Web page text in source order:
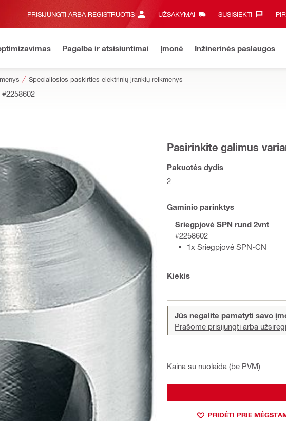
PRISIJUNGTI ARBA REGISTRUOTIS UŽSAKYMAI SUSISIEKTI‎
Pagalba ir atsisiuntimai Įmonė Inžinerinės paslaugos
Specialiosios paskirties elektrinių įrankių reikmenys
#2258602
Pasirinkite galimus
Pakuotės dydis
2
Gaminio parinktys
Sriegpjovė SPN rund 2vnt
#2258602
1x Sriegpjovė SPN-CN
Kiekis
Jūs negalite pamatyti savo
Prašome prisijungti arba
Kaina su nuolaida (be PVM)
PRIDĖTI PRIE